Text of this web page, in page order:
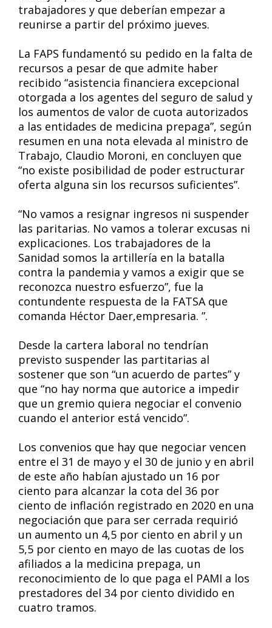
trabajadores y que deberían empezar a
reunirse a partir del próximo jueves.
La FAPS fundamentó su pedido en la falta de
recursos a pesar de que admite haber
recibido “asistencia financiera excepcional
otorgada a los agentes del seguro de salud y
los aumentos de valor de cuota autorizados
a las entidades de medicina prepaga”, según
resumen en una nota elevada al ministro de
Trabajo, Claudio Moroni, en concluyen que
“no existe posibilidad de poder estructurar
oferta alguna sin los recursos suficientes”.
“No vamos a resignar ingresos ni suspender
las paritarias. No vamos a tolerar excusas ni
explicaciones. Los trabajadores de la
Sanidad somos la artillería en la batalla
contra la pandemia y vamos a exigir que se
reconozca nuestro esfuerzo”, fue la
contundente respuesta de la FATSA que
comanda Héctor Daer,empresaria. ”.
Desde la cartera laboral no tendrían
previsto suspender las partitarias al
sostener que son “un acuerdo de partes” y
que “no hay norma que autorice a impedir
que un gremio quiera negociar el convenio
cuando el anterior está vencido”.
Los convenios que hay que negociar vencen
entre el 31 de mayo y el 30 de junio y en abril
de este año habían ajustado un 16 por
ciento para alcanzar la cota del 36 por
ciento de inflación registrado en 2020 en una
negociación que para ser cerrada requirió
un aumento un 4,5 por ciento en abril y un
5,5 por ciento en mayo de las cuotas de los
afiliados a la medicina prepaga, un
reconocimiento de lo que paga el PAMI a los
prestadores del 34 por ciento dividido en
cuatro tramos.